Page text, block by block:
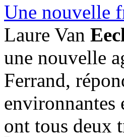
Une nouvelle
Laure Van
une nouvelle
Ferrand,
ont tous deux